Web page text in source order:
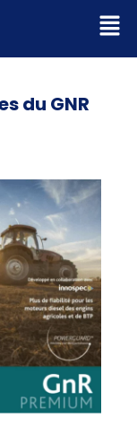
du GNR